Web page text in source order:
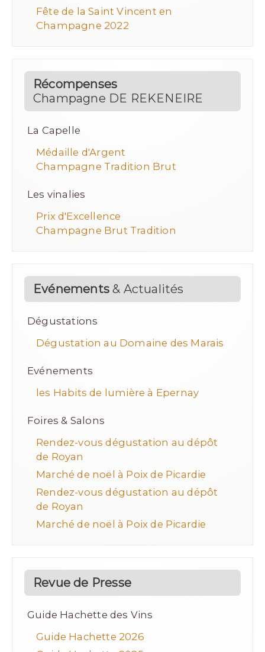
Fête de la Saint Vincent en
Champagne 2022
Récompenses
Champagne DE REKENEIRE
La Capelle
Médaille d'Argent
Champagne Tradition Brut
Les vinalies
Prix d'Excellence
Champagne Brut Tradition
Evénements & Actualités
Dégustations
Dégustation au Domaine des Marais
Evénements
les Habits de lumière à Epernay
Foires & Salons
Rendez-vous dégustation au dépôt
de Royan
Marché de noël à Poix de Picardie
Rendez-vous dégustation au dépôt
de Royan
Marché de noël à Poix de Picardie
Revue de Presse
Guide Hachette des Vins
Guide Hachette 2026